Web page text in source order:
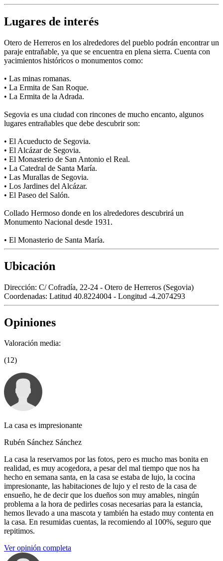
Lugares de interés
Otero de Herreros en los alrededores del pueblo podrán encontrar un
paraje entrañable, ya que se encuentra en plena sierra. Cuenta con
yacimientos históricos o monumentos como:
• Las minas romanas.
• La Ermita de San Roque.
• La Ermita de la Adrada.
Segovia es una ciudad con rincones de mucho encanto, algunos
lugares entrañables que debe descubrir son:
• El Acueducto de Segovia.
• El Alcázar de Segovia.
• El Monasterio de San Antonio el Real.
• La Catedral de Santa María.
• Las Murallas de Segovia.
• Los Jardines del Alcázar.
• El Paseo del Salón.
Collado Hermoso donde en los alrededores descubrirá un
Monumento Nacional desde 1931.
• El Monasterio de Santa María.
Ubicación
Dirección: C/ Cofradía, 22-24 - Otero de Herreros (Segovia)
Coordenadas: Latitud 40.8224004 - Longitud -4.2074293
Opiniones
Valoración media:
(12)
La casa es impresionante
Rubén Sánchez Sánchez
La casa la reservamos por las fotos, pero es mucho mas bonita en
realidad, es muy acogedora, a pesar del mal tiempo que nos ha
hecho en semana santa, en la casa se estaba de lujo, la cocina
impresionante, las habitaciones de lujo y el resto de la casa de
ensueño, he de decir que los dueños son muy amables, ningún
problema a la hora de pedirles cosas necesarias para la estancia,
hemos llevado a una mascota y también ha estado muy contenta en
la casa. En resumidas cuentas, la recomiendo al 100%, seguro que
repitimos.
Ver opinión completa